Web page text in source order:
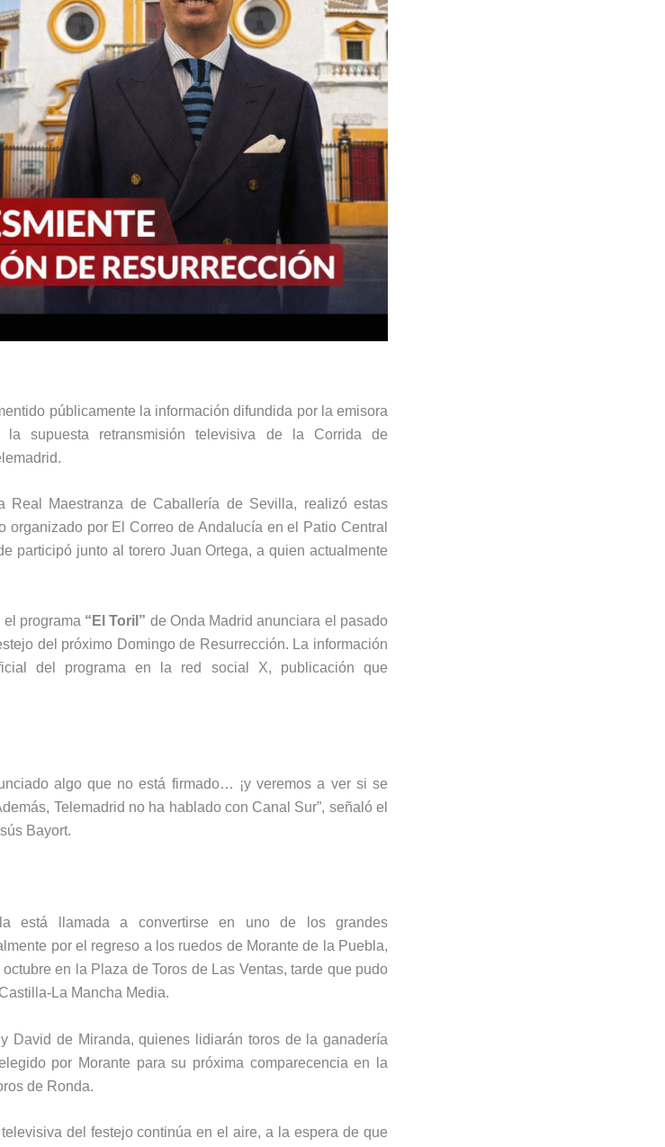
públicamente la información difundida por la emisora
la supuesta retransmisión televisiva de la Corrida de
.
Real Maestranza de Caballería de Sevilla, realizó estas
organizado por El Correo de Andalucía en el Patio Central
participó junto al torero Juan Ortega, a quien actualmente
programa “El Toril” de Onda Madrid anunciara el pasado
del próximo Domingo de Resurrección. La información
del programa en la red social X, publicación que
algo que no está firmado… ¡y veremos a ver si se
Telemadrid no ha hablado con Canal Sur”, señaló el
Bayort.
está llamada a convertirse en uno de los grandes
por el regreso a los ruedos de Morante de la Puebla,
en la Plaza de Toros de Las Ventas, tarde que pudo
Castilla-La Mancha Media.
David de Miranda, quienes lidiarán toros de la ganadería
por Morante para su próxima comparecencia en la
de Ronda.
del festejo continúa en el aire, a la espera de que